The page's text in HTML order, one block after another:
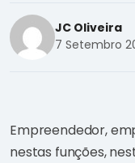
JC Oliveira
7 Setembro
Empreendedor,
nestas funções,